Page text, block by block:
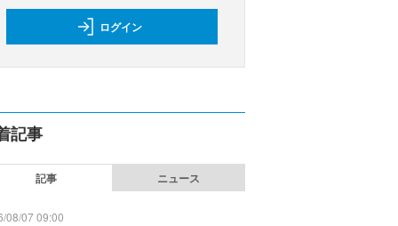
ログイン
記事
記事 ニュース
08/07 09:00